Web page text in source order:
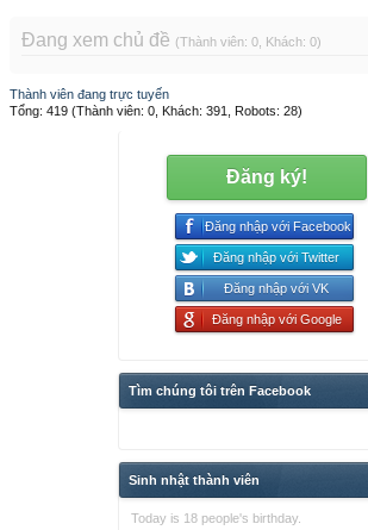
Đang xem chủ đề (Thành viên: 0, Khách: 0)
Thành viên đang trực tuyến
Tổng: 419 (Thành viên: 0, Khách: 391, Robots: 28)
Đăng ký!
Đăng nhập với Facebook
Đăng nhập với Twitter
Đăng nhập với VK
Đăng nhập với Google
Tìm chúng tôi trên Facebook
Sinh nhật thành viên
Today is 18 people's birthday.